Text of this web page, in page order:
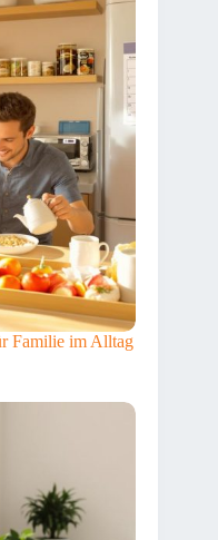
Familie im Alltag